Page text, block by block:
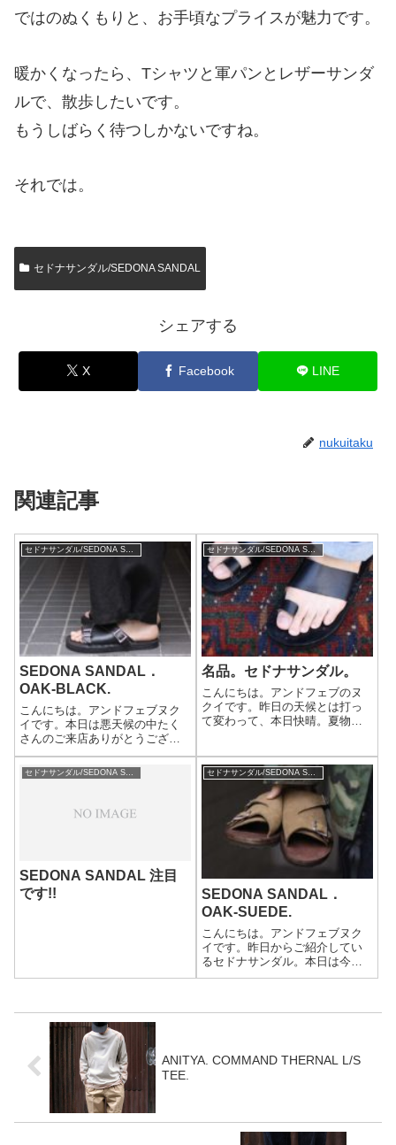
ではのぬくもりと、お手頃なプライスが魅力です。
暖かくなったら、Tシャツと軍パンとレザーサンダ
ルで、散歩したいです。
もうしばらく待つしかないですね。
それでは。
セドナサンダル/SEDONA SANDAL
シェアする
X Facebook LINE
nukuitaku
関連記事
セドナサンダル/SEDONA SANDAL
SEDONA SANDAL．
OAK-BLACK.
こんにちは。アンドフェブヌク
イです。本日は悪天候の中たく
さんのご来店ありがとうござい
ます。バタバタとした1日でし
た。やっとブログを書けます。
最近、ネットも店頭もレザーサ
た。今から履き始めたら、7月く
セドナサンダル/SEDONA SANDAL
名品。セドナサンダル。
こんにちは。アンドフェブのヌ
クイです。昨日の天候とは打っ
て変わって、本日快晴。夏物に
入荷してしばらく経ちました
が、紹介してなかった。。。ア
メカジファンであればご存じの
方も多いクロムエク...
SEDONA SANDAL 注目
です!!
SEDONA SANDAL．
OAK-SUEDE.
こんにちは。アンドフェブヌク
イです。昨日からご紹介してい
るセドナサンダル。本日は今季
から取り扱いを始めたスウェー
ANITYA. COMMAND THERNAL L/S
TEE.